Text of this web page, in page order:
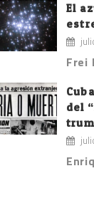
El
Frei
del